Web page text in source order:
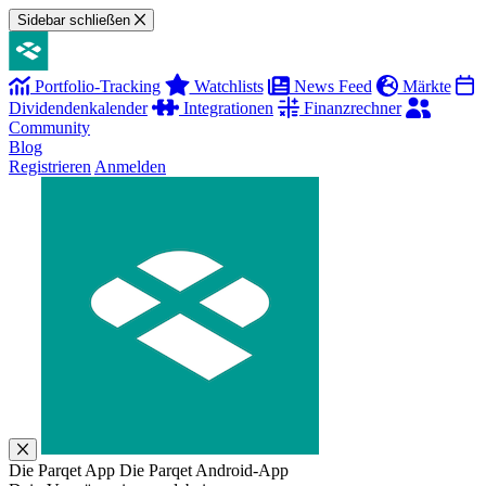
Sidebar schließen
Portfolio-Tracking Watchlists News Feed
Märkte
Dividendenkalender
Integrationen
Finanzrechner
Community
Blog
Registrieren Anmelden
Die Parqet App Die Parqet Android-App